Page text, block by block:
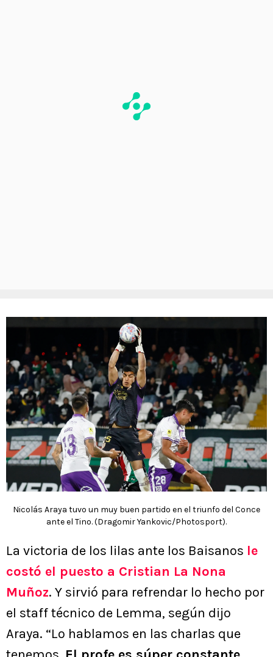
Nicolás Araya tuvo un muy buen partido en el triunfo del Conce
ante el Tino. (Dragomir Yankovic/Photosport).
La victoria de los lilas ante los Baisanos le
costó el puesto a Cristian La Nona
Muñoz. Y sirvió para refrendar lo hecho por
el staff técnico de Lemma, según dijo
Araya. “Lo hablamos en las charlas que